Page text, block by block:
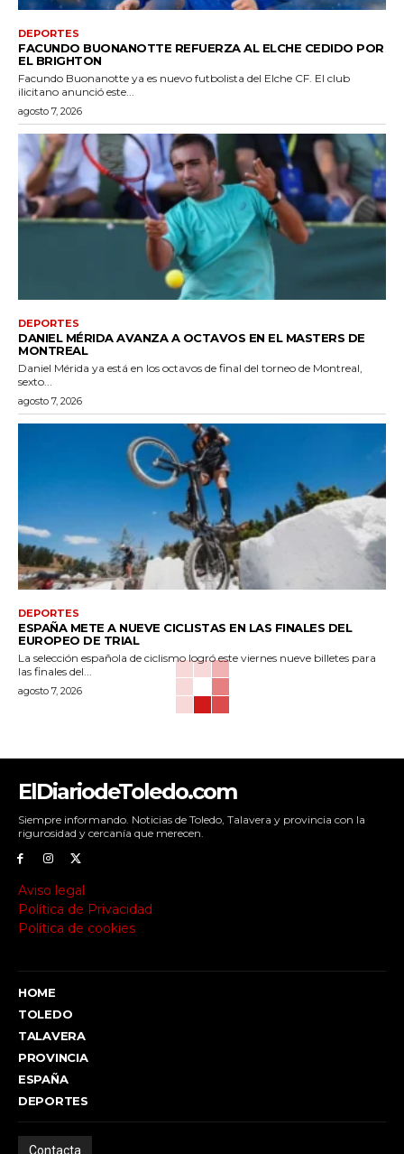
DEPORTES
FACUNDO BUONANOTTE REFUERZA AL ELCHE CEDIDO POR
EL BRIGHTON
Facundo Buonanotte ya es nuevo futbolista del Elche CF. El club
ilicitano anunció este...
agosto 7, 2026
DEPORTES
DANIEL MÉRIDA AVANZA A OCTAVOS EN EL MASTERS DE
MONTREAL
Daniel Mérida ya está en los octavos de final del torneo de Montreal,
sexto...
agosto 7, 2026
DEPORTES
ESPAÑA METE A NUEVE CICLISTAS EN LAS FINALES DEL
EUROPEO DE TRIAL
La selección española de ciclismo logró este viernes nueve billetes para
las finales del...
agosto 7, 2026
ElDiariodeToledo.com
Siempre informando. Noticias de Toledo, Talavera y provincia con la
rigurosidad y cercanía que merecen.
Aviso legal
Política de Privacidad
Política de cookies
HOME
TOLEDO
TALAVERA
PROVINCIA
ESPAÑA
DEPORTES
Contacta